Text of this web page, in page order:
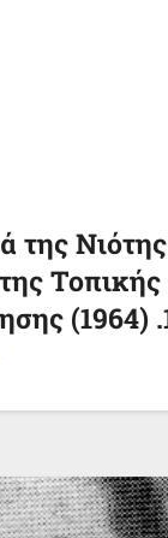
της
Τοπικής
(1964)